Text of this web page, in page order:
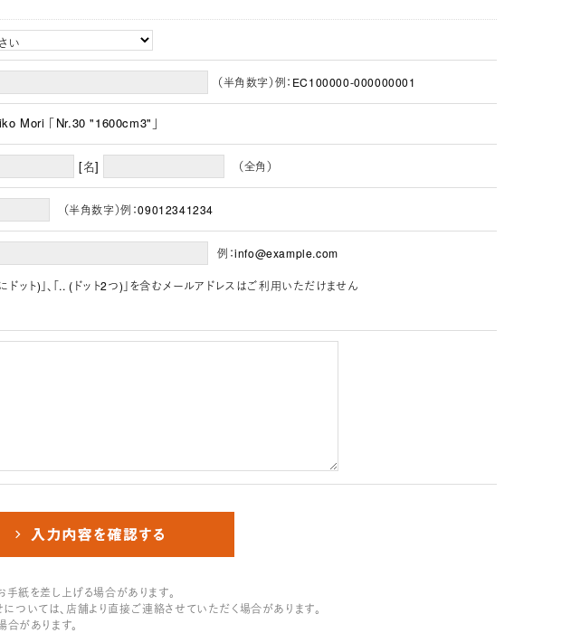
（半角数字）例：EC100000-000000001
Mori 「Nr.30 "1600cm3"」
[名] （全角）
（半角数字）例：09012341234
例：info@example.com
ドット)」、「.. (ドット2つ)」を含むメールアドレスはご利用いただけません
手紙を差し上げる場合があります。
いては、店舗より直接ご連絡させていただく場合があります。
があります。